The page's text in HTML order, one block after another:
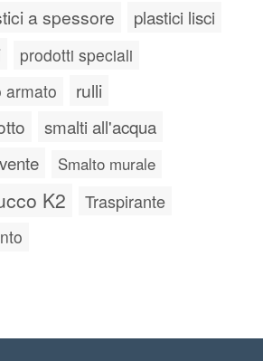
a spessore plastici lisci
prodotti speciali
armato
rulli
smalti all'acqua
Smalto murale
K2 Traspirante